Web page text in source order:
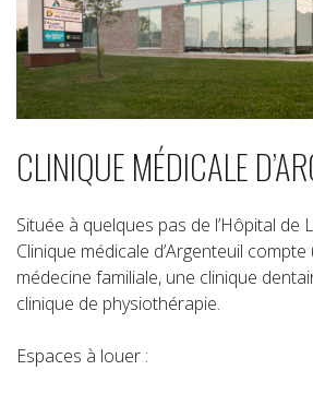
CLINIQUE MÉDICALE
Située à quelques pas de l’Hôpital de
Clinique médicale d’Argenteuil
médecine familiale, une clinique
clinique de physiothérapie.
Espaces à louer :